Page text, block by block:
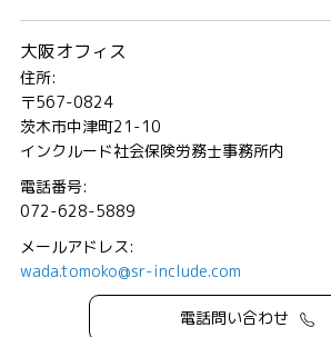
大阪オフィス
住所:
〒567-0824
茨木市中津町21-10
インクルード社会保険労務士事務所内
電話番号:
072-628-5889
メールアドレス:
wada.tomoko@sr-include.com
電話問い合わせ